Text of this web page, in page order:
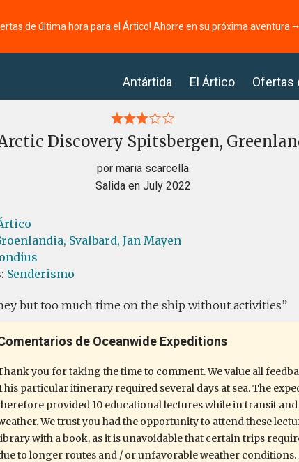
de última hora para el Ártico! Ahorre en su próxima aventura ⭢
Antártida El Ártico Ofertas
Discovery Spitsbergen,
por maria scarcella
Salida en July 2022
Svalbard, Jan Mayen
Senderismo
but too much time on the ship without activities
de Oceanwide Expeditions
you for taking the time to comment. We value all
particular itinerary required several days at sea. The
provided 10 educational lectures while in transit
We trust you had the opportunity to attend these
with a book, as it is unavoidable that certain trips
to longer routes and / or unfavorable weather conditions.